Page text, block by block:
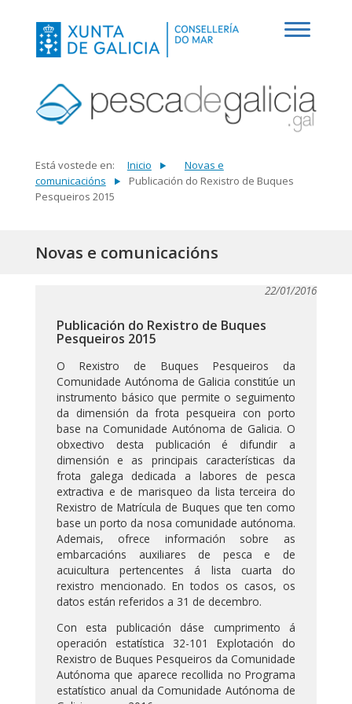
Está vostede en: Inicio
Novas e
comunicacións
Publicación do Rexistro de Buques
Pesqueiros 2015
Novas e comunicacións
Publicación do Rexistro de Buques
Pesqueiros 2015
22/01/2016
O Rexistro de Buques Pesqueiros da
Comunidade Autónoma de Galicia constitúe un
instrumento básico que permite o seguimento
da dimensión da frota pesqueira con porto
base na Comunidade Autónoma de Galicia. O
obxectivo desta publicación é difundir a
dimensión e as principais características da
frota galega dedicada a labores de pesca
extractiva e de marisqueo da lista terceira do
Rexistro de Matrícula de Buques que ten como
base un porto da nosa comunidade autónoma.
Ademais, ofrece información sobre as
embarcacións auxiliares de pesca e de
acuicultura pertencentes á lista cuarta do
rexistro mencionado. En todos os casos, os
datos están referidos a 31 de decembro.
Con esta publicación dáse cumprimento á
operación estatística 32-101 Explotación do
Rexistro de Buques Pesqueiros da Comunidade
Autónoma que aparece recollida no Programa
estatístico anual da Comunidade Autónoma de